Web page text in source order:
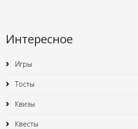
Интересное
Игры
Тосты
Квизы
Квесты